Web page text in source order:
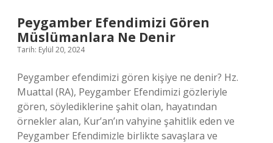
Peygamber Efendimizi Gören
Müslümanlara Ne Denir
Tarih: Eylül 20, 2024
Peygamber efendimizi gören kişiye ne denir? Hz.
Muattal (RA), Peygamber Efendimizi gözleriyle
gören, söylediklerine şahit olan, hayatından
örnekler alan, Kur’an’ın vahyine şahitlik eden ve
Peygamber Efendimizle birlikte savaşlara ve